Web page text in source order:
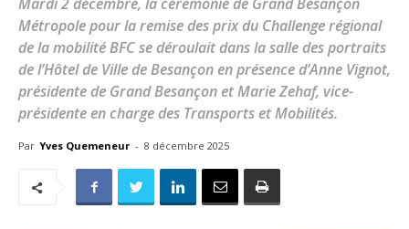
Métropole pour la remise des prix du Challenge régional
de la mobilité BFC se déroulait dans la salle des portraits
de l’Hôtel de Ville de Besançon en présence d’Anne Vignot,
présidente de Grand Besançon et Marie Zehaf, vice-
présidente en charge des Transports et Mobilités.
Par Yves Quemeneur - 8 décembre 2025